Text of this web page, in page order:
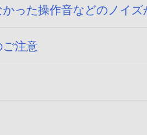
った操作音などのノイズ
注意